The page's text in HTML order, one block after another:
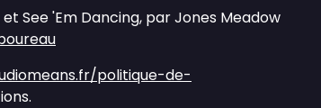
See 'Em Dancing, par Jones Meadow
politique-de-